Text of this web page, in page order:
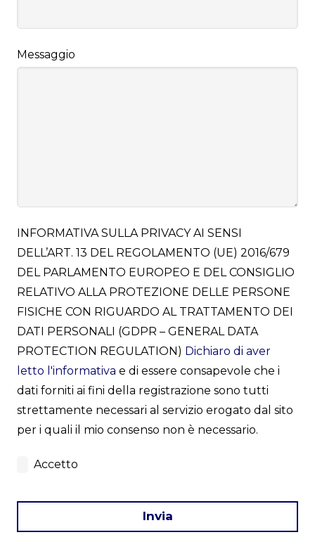
Messaggio
INFORMATIVA SULLA PRIVACY AI SENSI
DELL’ART. 13 DEL REGOLAMENTO (UE) 2016/679
DEL PARLAMENTO EUROPEO E DEL CONSIGLIO
RELATIVO ALLA PROTEZIONE DELLE PERSONE
FISICHE CON RIGUARDO AL TRATTAMENTO DEI
DATI PERSONALI (GDPR – GENERAL DATA
PROTECTION REGULATION) Dichiaro di aver
letto l'informativa e di essere consapevole che i
dati forniti ai fini della registrazione sono tutti
strettamente necessari al servizio erogato dal sito
per i quali il mio consenso non è necessario.
Accetto
Invia